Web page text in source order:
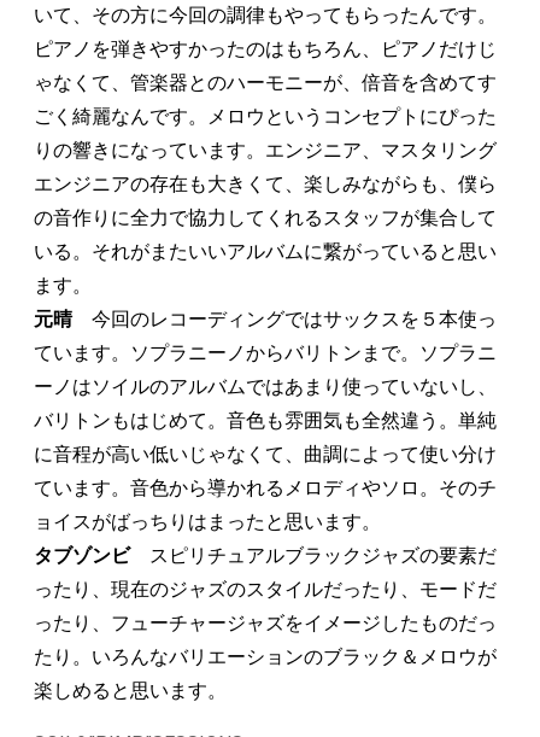
いて、その方に今回の調律もやってもらったんです。
ピアノを弾きやすかったのはもちろん、ピアノだけじ
ゃなくて、管楽器とのハーモニーが、倍音を含めてす
ごく綺麗なんです。メロウというコンセプトにぴった
りの響きになっています。エンジニア、マスタリング
エンジニアの存在も大きくて、楽しみながらも、僕ら
の音作りに全力で協力してくれるスタッフが集合して
いる。それがまたいいアルバムに繋がっていると思い
ます。
元晴今回のレコーディングではサックスを５本使っ
ています。ソプラニーノからバリトンまで。ソプラニ
ーノはソイルのアルバムではあまり使っていないし、
バリトンもはじめて。音色も雰囲気も全然違う。単純
に音程が高い低いじゃなくて、曲調によって使い分け
ています。音色から導かれるメロディやソロ。そのチ
ョイスがばっちりはまったと思います。
タブゾンビスピリチュアルブラックジャズの要素だ
ったり、現在のジャズのスタイルだったり、モードだ
ったり、フューチャージャズをイメージしたものだっ
たり。いろんなバリエーションのブラック＆メロウが
楽しめると思います。